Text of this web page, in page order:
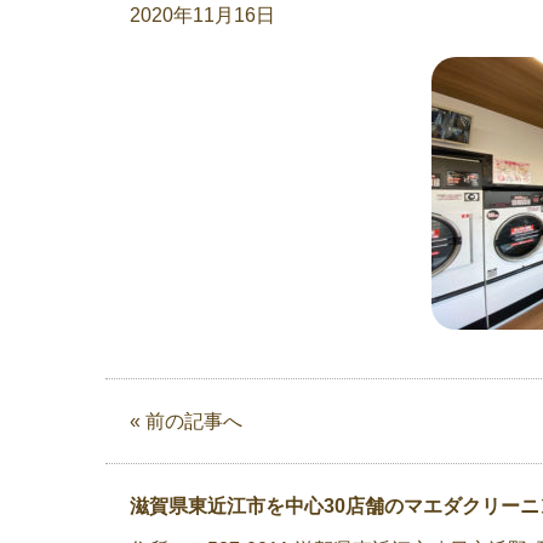
2020年11月16日
« 前の記事へ
滋賀県東近江市を中心30店舗のマエダクリー